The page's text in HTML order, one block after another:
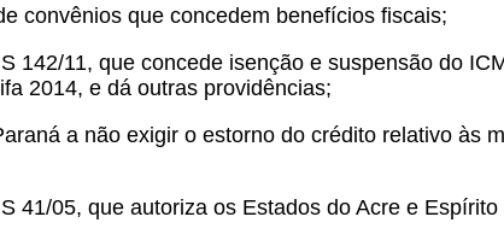
convênios que concedem benefícios fiscais;
142/11, que concede isenção e suspensão do
2014, e dá outras providências;
a não exigir o estorno do crédito relativo às
41/05, que autoriza os Estados do Acre e